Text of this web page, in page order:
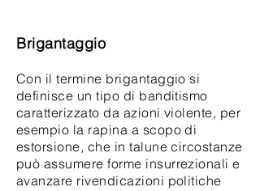
Brigantaggio
Con il termine brigantaggio si
definisce un tipo di banditismo
caratterizzato da azioni violente, per
esempio la rapina a scopo di
estorsione, che in talune circostanze
può assumere forme insurrezionali e
avanzare rivendicazioni politiche